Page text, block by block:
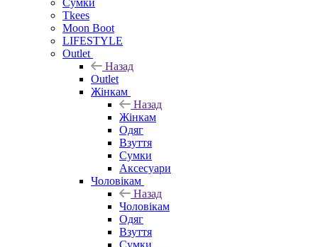
Tkees
Moon Boot
LIFESTYLE
Outlet
Назад
Outlet
Жінкам
Назад
Жінкам
Одяг
Взуття
Сумки
Аксесуари
Чоловікам
Назад
Чоловікам
Одяг
Взуття
Сумки